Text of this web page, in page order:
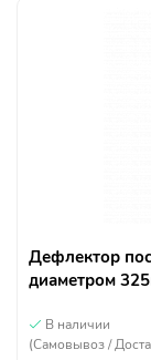
Дефлектор
диаметром
В наличии
(Самовывоз /